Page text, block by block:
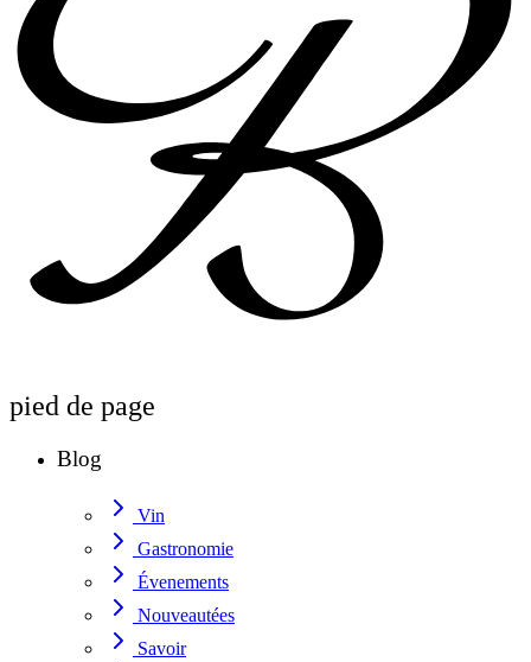
pied de page
Blog
Vin
Gastronomie
Évenements
Nouveautées
Savoir